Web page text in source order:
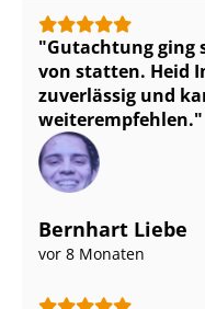
Gutachtung ging
von statten. Heid
zuverlässig und
weiterempfehlen.
Bernhart Liebe
vor 8 Monaten